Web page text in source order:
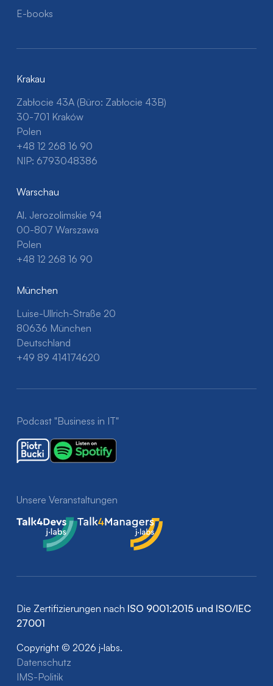
E-books
Krakau
Zabłocie 43A (Büro: Zabłocie 43B)
30-701 Kraków
Polen
+48 12 268 16 90
NIP: 6793048386
Warschau
Al. Jerozolimskie 94
00-807 Warszawa
Polen
+48 12 268 16 90
München
Luise-Ullrich-Straße 20
80636 München
Deutschland
+49 89 414174620
Podcast "Business in IT"
Unsere Veranstaltungen
Talk4Devs
Talk4Managers
Die Zertifizierungen nach ISO 9001:2015 und ISO/IEC
27001
Copyright © 2026 j‑labs.
Datenschutz
IMS-Politik